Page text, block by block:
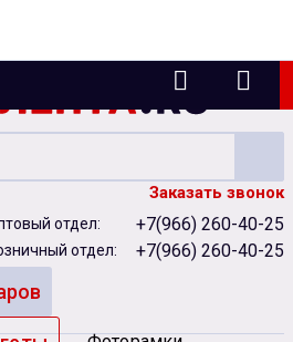
Заказать звонок
отдел: +7(966) 260-40-25
отдел: +7(966) 260-40-25